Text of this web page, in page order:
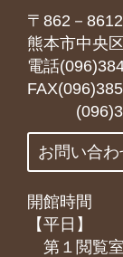
〒862－8612
熊本市中央
電話
(096)385
お問い合わ
開館時間
【平日】
第１閲覧